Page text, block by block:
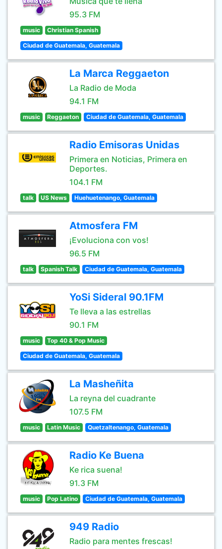
95.3 FM
music Christian Spanish
Ciudad de Guatemala, Guatemala
La Marca Reggaeton
La Radio de Moda
94.1 FM
music Reggaeton Ciudad de Guatemala, Guatemala
Radio Emisoras Unidas
Primera en Noticias, Primera en
Deportes.
104.1 FM
talk US News Huehuetenango, Guatemala
Atmosfera FM
¡Evoluciona con vos!
96.5 FM
talk Spanish Talk Ciudad de Guatemala, Guatemala
YoSi Sideral 90.1FM
Te lleva a las estrellas
90.1 FM
music Top 40 & Pop Music
Ciudad de Guatemala, Guatemala
La Masheñita
La reyna del cuadrante
107.5 FM
music Latin Music Quetzaltenango, Guatemala
Radio Ke Buena
Ke rica suena!
91.3 FM
music Pop Latino Ciudad de Guatemala, Guatemala
949 Radio
Radio para mentes frescas!